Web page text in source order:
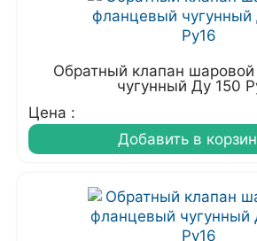
Обратный клапан
чугунный Ду 150
Цена :
Добавить в